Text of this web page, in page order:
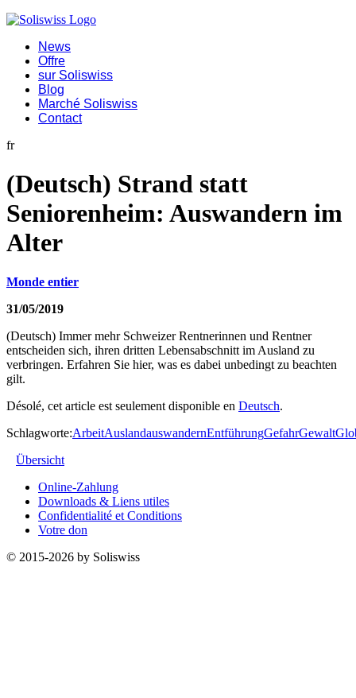
News
Offre
sur Soliswiss
Blog
Marché Soliswiss
Contact
fr
(Deutsch) Strand statt
Seniorenheim: Auswandern im
Alter
Monde entier
31/05/2019
(Deutsch) Immer mehr Schweizer Rentnerinnen und Rentner
entscheiden sich, ihren dritten Lebensabschnitt im Ausland zu
verbringen. Erfahren Sie hier, was es dabei unbedingt zu beachten
gilt.
Désolé, cet article est seulement disponible en Deutsch.
Schlagworte:ArbeitAuslandauswandernEntführungGefahrGewalt
Übersicht
Online-Zahlung
Downloads & Liens utiles
Confidentialité et Conditions
Votre don
© 2015-2026 by Soliswiss